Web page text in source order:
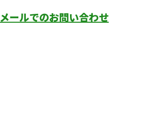
メールでのお問い合わせ